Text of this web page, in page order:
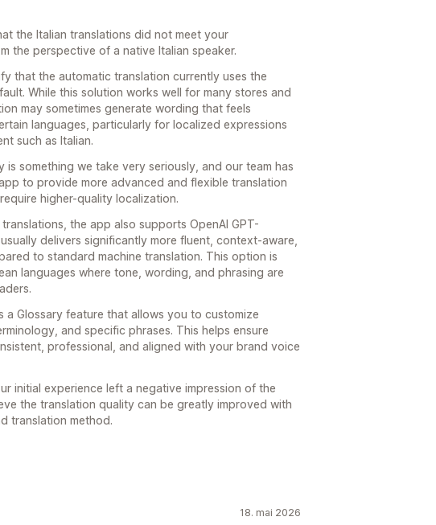
the Italian translations did not meet your
the perspective of a native Italian speaker.
that the automatic translation currently uses the
While this solution works well for many stores and
may sometimes generate wording that feels
languages, particularly for localized expressions
such as Italian.
is something we take very seriously, and our team has
to provide more advanced and flexible translation
higher-quality localization.
the app also supports OpenAI GPT-
delivers significantly more fluent, context-aware,
to standard machine translation. This option is
languages where tone, wording, and phrasing are
a Glossary feature that allows you to customize
and specific phrases. This helps ensure
professional, and aligned with your brand voice
initial experience left a negative impression of the
the translation quality can be greatly improved with
translation method.
18. mai 2026